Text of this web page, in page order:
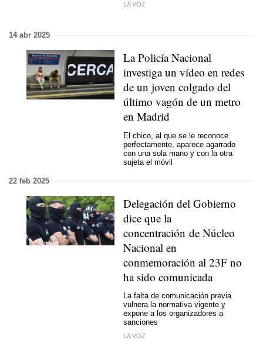
LA VOZ
14 abr 2025
La Policía Nacional
investiga un vídeo en redes
de un joven colgado del
último vagón de un metro
en Madrid
El chico, al que se le reconoce
perfectamente, aparece agarrado
con una sola mano y con la otra
sujeta el móvil
22 feb 2025
Delegación del Gobierno
dice que la
concentración de Núcleo
Nacional en
conmemoración al 23F no
ha sido comunicada
La falta de comunicación previa
vulnera la normativa vigente y
expone a los organizadores a
sanciones
LA VOZ